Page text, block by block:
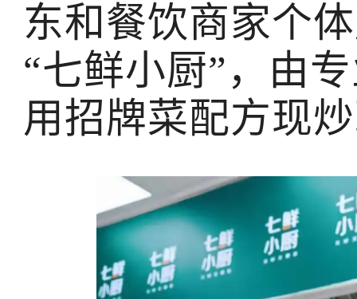
东和餐饮商家个
“七鲜小厨”，由
用招牌菜配方现